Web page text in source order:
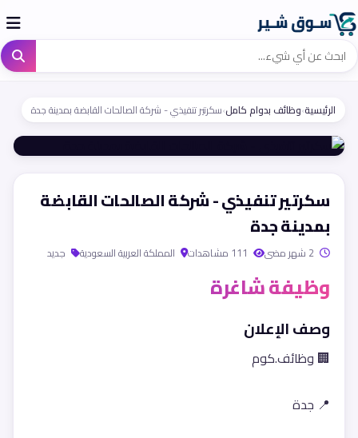
الرئيسية›وظائف بدوام كامل›سكرتير تنفيذي - شركة الصالحات القابضة بمدينة جدة
سكرتير تنفيذي - شركة الصالحات القابضة
بمدينة جدة
المملكة العربية السعودية جديد
وظيفة شاغرة
وصف الإعلان
🏢 وظائف.كوم
📍 جدة